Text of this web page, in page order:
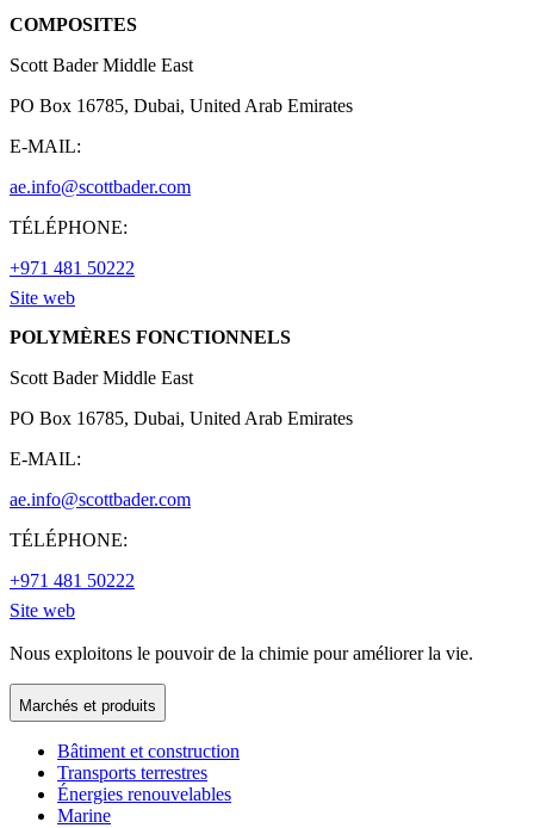
COMPOSITES
Scott Bader Middle East
PO Box 16785, Dubai, United Arab Emirates
E-MAIL:
ae.info@scottbader.com
TÉLÉPHONE:
+971 481 50222
Site web
POLYMÈRES FONCTIONNELS
Scott Bader Middle East
PO Box 16785, Dubai, United Arab Emirates
E-MAIL:
ae.info@scottbader.com
TÉLÉPHONE:
+971 481 50222
Site web
Nous exploitons le pouvoir de la chimie pour améliorer la vie.
Marchés et produits
Bâtiment et construction
Transports terrestres
Énergies renouvelables
Marine